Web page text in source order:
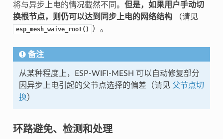
将与异步上电的情况截然不同。 但是，如果用户手动切
换根节点，则仍可以达到同步上电的网络结构（请见
esp_mesh_waive_root() ）。
备注
从某种程度上，ESP-WIFI-MESH 可以自动修复部分
因异步上电引起的父节点选择的偏差（请见 父节点切
换）
环路避免、检测和处理